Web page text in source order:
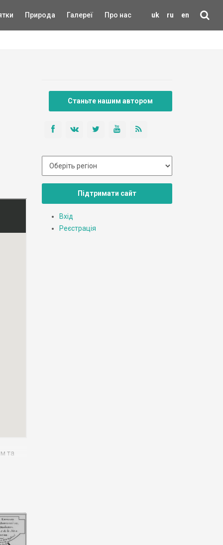
uk ru en
Природа Галереї Про нас
та
Станьте нашим автором
Підтримати сайт
Вхід
Реєстрація